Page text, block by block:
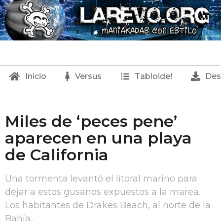
Inicio Versus Tabloide!
L
a
R
e
v
o
.
Miles de ‘peces pene’
aparecen en una playa
de California
Una tormenta levantó el litoral marino para
dejar a estos gusanos expuestos a la marea.
Los habitantes de Drakes Beach, al norte de la
Bahía...